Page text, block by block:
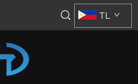
TL